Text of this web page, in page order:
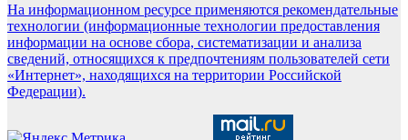
На информационном ресурсе применяются рекомендательные
технологии (информационные технологии предоставления
информации на основе сбора, систематизации и анализа
сведений, относящихся к предпочтениям пользователей сети
«Интернет», находящихся на территории Российской
Федерации).